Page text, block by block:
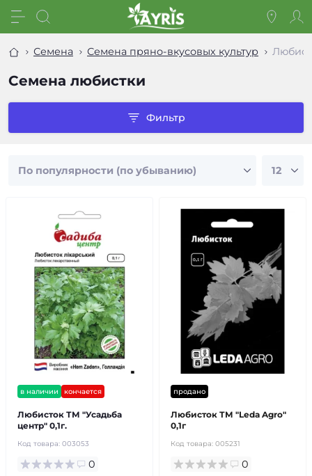
Семена Семена пряно-вкусовых культур
Семена любистки
Фильтр
в наличии кончается
Любисток ТМ "Усадьба
центр" 0,1г.
Код товара: 003053
0
продано
Любисток ТМ "Leda Agro"
0,1г
Код товара: 005231
0